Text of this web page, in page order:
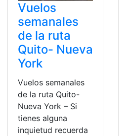
Vuelos
semanales
de la ruta
Quito- Nueva
York
Vuelos semanales
de la ruta Quito-
Nueva York – Si
tienes alguna
inquietud recuerda